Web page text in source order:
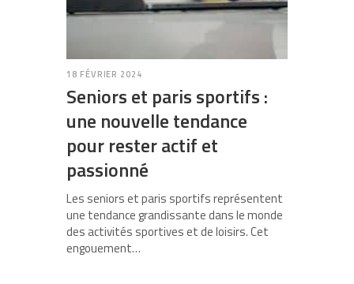
18 FÉVRIER 2024
Seniors et paris sportifs :
une nouvelle tendance
pour rester actif et
passionné
Les seniors et paris sportifs représentent
une tendance grandissante dans le monde
des activités sportives et de loisirs. Cet
engouement…